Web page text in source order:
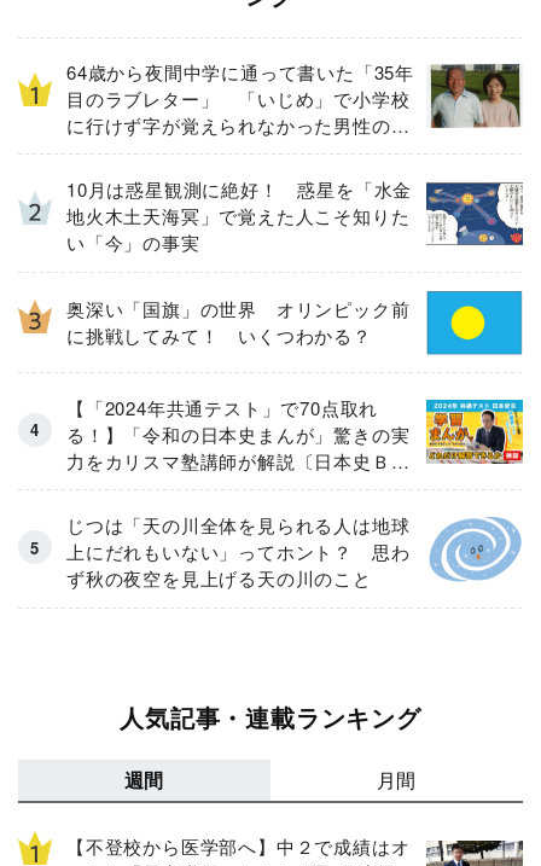
64歳から夜間中学に通って書いた「35年
目のラブレター」 「いじめ」で小学校
に行けず字が覚えられなかった男性の実
話
10月は惑星観測に絶好！ 惑星を「水金
地火木土天海冥」で覚えた人こそ知りた
い「今」の事実
奥深い「国旗」の世界 オリンピック前
に挑戦してみて！ いくつわかる？
【「2024年共通テスト」で70点取れ
る！】「令和の日本史まんが」驚きの実
力をカリスマ塾講師が解説〔日本史Ｂ全
32問を徹底検証〕
じつは「天の川全体を見られる人は地球
上にだれもいない」ってホント？ 思わ
ず秋の夜空を見上げる天の川のこと
人気記事・連載ランキング
週間 月間
【不登校から医学部へ】中２で成績はオ